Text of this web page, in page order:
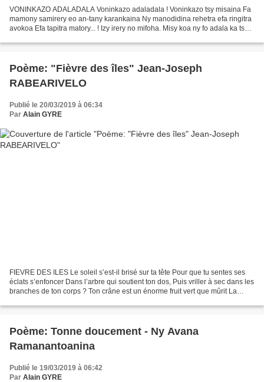
VONINKAZO ADALADALA Voninkazo adaladala ! Voninkazo tsy misaina Fa
mamony samirery eo an-tany karankaina Ny manodidina rehetra efa ringitra
avokoa Efa tapitra matory... ! Izy irery no mifoha. Misy koa ny fo adala ka tsy
Poème: "Fièvre des îles" Jean-Joseph
RABEARIVELO
Publié le 20/03/2019 à 06:34
Par Alain GYRE
FIEVRE DES ILES Le soleil s’est-il brisé sur ta tête Pour que tu sentes ses
éclats s’enfoncer Dans l’arbre qui soutient ton dos, Puis vriller à sec dans les
branches de ton corps ? Ton crâne est un énorme fruit vert que mûrit La
Poème: Tonne doucement - Ny Avana
Ramanantoanina
Publié le 19/03/2019 à 06:42
Par Alain GYRE